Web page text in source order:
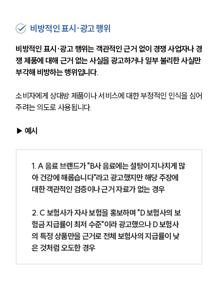
비방적인 표시·광고 행위
비방적인 표시·광고 행위는 객관적인 근거 없이 경쟁 사업자나 경
쟁 제품에 대해 근거 없는 사실을 광고하거나 일부 불리한 사실만
부각해 비방하는 행위입니다.
소비자에게 상대방 제품이나 서비스에 대한 부정적인 인식을 심어
주려는 의도로 사용됩니다.
▶ 예시
1. A 음료 브랜드가 "B사 음료에는 설탕이 지나치게 많
아 건강에 해롭습니다"라고 광고했지만 해당 주장에
대한 객관적인 검증이나 근거 자료가 없는 경우
2. C 보험사가 자사 보험을 홍보하며 "D 보험사의 보
험금 지급률이 최저 수준"이라 광고했으나 D 보험사
의 특정 상품만을 근거로 전체 보험사의 지급률이 낮
은 것처럼 오도한 경우